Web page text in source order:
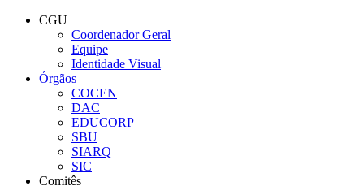
Conteúdo principal
CGU
Coordenador Geral
Equipe
Identidade Visual
Órgãos
COCEN
DAC
EDUCORP
SBU
SIARQ
SIC
Comitês